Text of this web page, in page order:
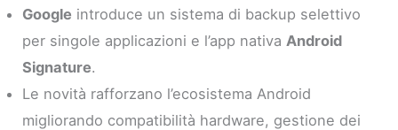
Google introduce un sistema di backup selettivo
per singole applicazioni e l’app nativa Android
Signature.
Le novità rafforzano l’ecosistema Android
migliorando compatibilità hardware, gestione dei